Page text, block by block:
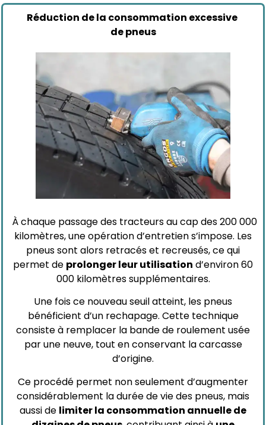
Réduction de la consommation excessive
de pneus
À chaque passage des tracteurs au cap des 200 000
kilomètres, une opération d’entretien s’impose. Les
pneus sont alors retracés et recreusés, ce qui
permet de prolonger leur utilisation d’environ 60
000 kilomètres supplémentaires.
Une fois ce nouveau seuil atteint, les pneus
bénéficient d’un rechapage. Cette technique
consiste à remplacer la bande de roulement usée
par une neuve, tout en conservant la carcasse
d’origine.
Ce procédé permet non seulement d’augmenter
considérablement la durée de vie des pneus, mais
aussi de limiter la consommation annuelle de